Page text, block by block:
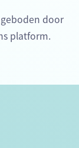
door
platform.